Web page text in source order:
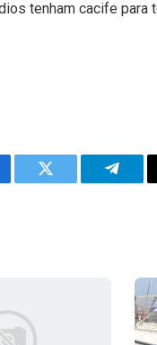
tenham cacife para
Twitter